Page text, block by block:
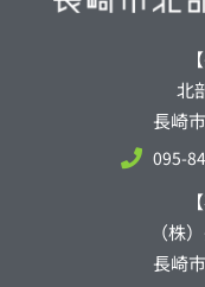
北
長崎
095-
（株
長崎